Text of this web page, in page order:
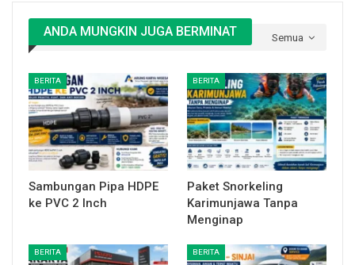
Semua
ANDA MUNGKIN JUGA BERMINAT
BERITA
Sambungan Pipa HDPE
ke PVC 2 Inch
BERITA
Paket Snorkeling
Karimunjawa Tanpa
Menginap
BERITA BERITA